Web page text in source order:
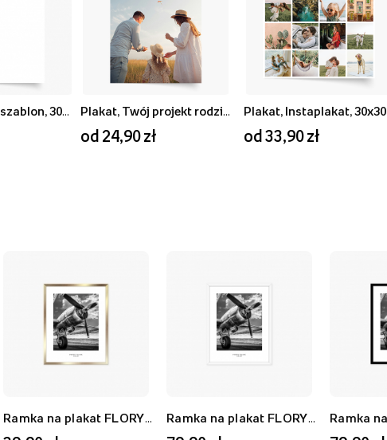
od 24,90 zł
Plakat, Instaplakat, 30x30
od 33,90 zł